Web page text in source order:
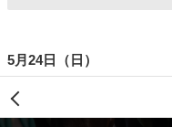
5月24日（日）